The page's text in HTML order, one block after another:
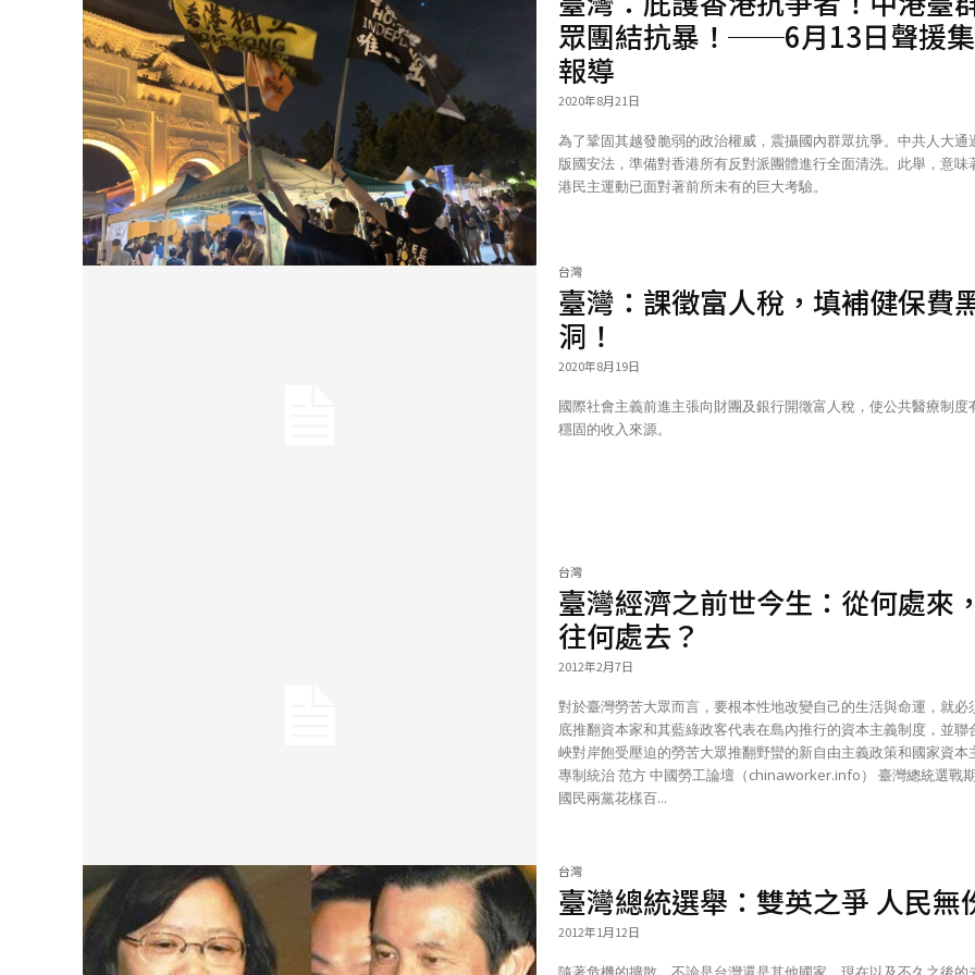
眾團結抗暴！──6月13日聲援
報導
2020年8月21日
為了鞏固其越發脆弱的政治權威，震攝國內群眾抗爭。中共人大通
版國安法，準備對香港所有反對派團體進行全面清洗。此舉，意味
港民主運動已面對著前所未有的巨大考驗。
台灣
臺灣：課徵富人稅，填補健保費
洞！
2020年8月19日
國際社會主義前進主張向財團及銀行開徵富人稅，使公共醫療制度
穩固的收入來源。
台灣
臺灣經濟之前世今生：從何處來，
往何處去？
2012年2月7日
對於臺灣勞苦大眾而言，要根本性地改變自己的生活與命運，就必
底推翻資本家和其藍綠政客代表在島內推行的資本主義制度，並聯
峽對岸飽受壓迫的勞苦大眾推翻野蠻的新自由主義政策和國家資本
專制統治 范方 中國勞工論壇（chinaworker.info） 臺灣總統選戰期間，
國民兩黨花樣百...
台灣
臺灣總統選舉：雙英之爭 人民無
2012年1月12日